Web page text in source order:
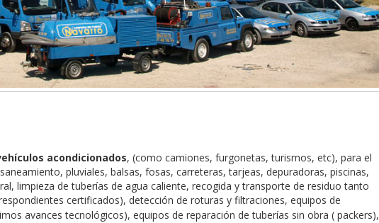
acondicionados, (como camiones, furgonetas, turismos, etc), para el
pluviales, balsas, fosas, carreteras, tarjeas, depuradoras, piscinas,
limpieza de tuberías de agua caliente, recogida y transporte de residuo tanto
certificados), detección de roturas y filtraciones, equipos de
avances tecnológicos), equipos de reparación de tuberías sin obra ( packers),